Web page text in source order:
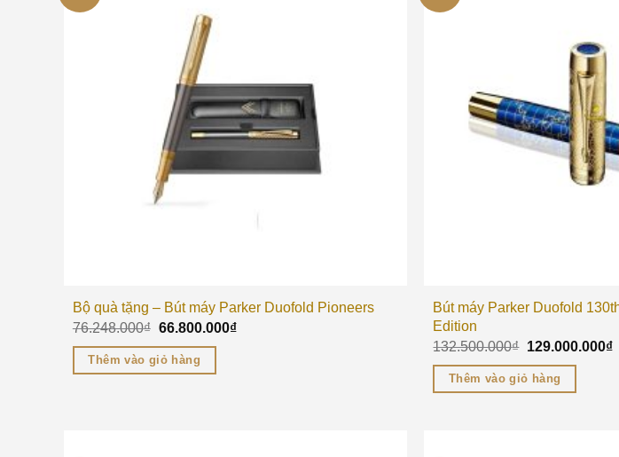
Bộ quà tặng – Bút máy Parker Duofold Pioneers
76.248.000₫ 66.800.000₫
Thêm vào giỏ hàng
Bút máy Parker Duofold
Edition
132.500.000₫ 129.000.000₫
Thêm vào giỏ hàng